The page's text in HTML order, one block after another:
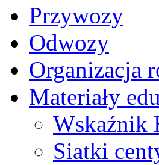
Przywozy
Odwozy
Organizacja
Materiały
Wskaźnik
Siatki